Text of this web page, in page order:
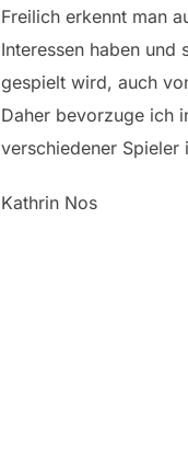
Freilich erkennt man
Interessen haben
gespielt wird, auch
Daher bevorzuge ich
verschiedener Spieler
Kathrin Nos